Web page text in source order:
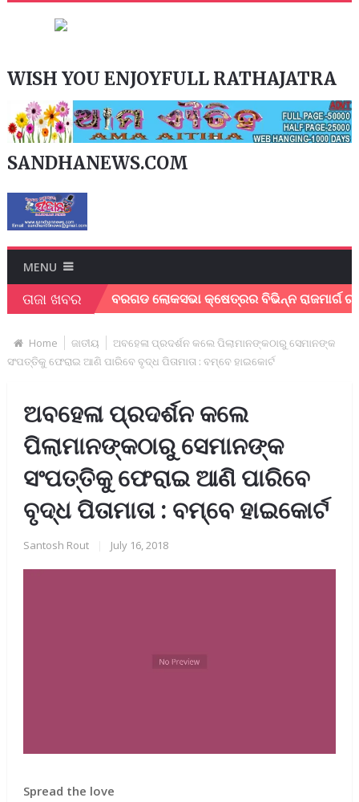
WISH YOU ENJOYFULL RATHAJATRA
SANDHANEWS.COM
MENU
ତାଜା ଖବର
। ବରଗଡ ଲୋକସଭା କ୍ଷେତ୍ରର ବିଭିନ୍ନ ରାଜମାର୍ଗ ର
Home ଜାତୀୟ
ଅବହେଳା ପ୍ରଦର୍ଶନ କଲେ ପିଲାମାନଙ୍କଠାରୁ ସେମାନଙ୍କ
ସଂପତ୍ତିକୁ ଫେରାଇ ଆଣି ପାରିବେ ବୃଦ୍ଧ ପିତାମାତା : ବମ୍ବେ ହାଇକୋର୍ଟ
ଅବହେଳା ପ୍ରଦର୍ଶନ କଲେ
ପିଲାମାନଙ୍କଠାରୁ ସେମାନଙ୍କ
ସଂପତ୍ତିକୁ ଫେରାଇ ଆଣି ପାରିବେ
ବୃଦ୍ଧ ପିତାମାତା : ବମ୍ବେ ହାଇକୋର୍ଟ
Santosh Rout July 16, 2018
Spread the love